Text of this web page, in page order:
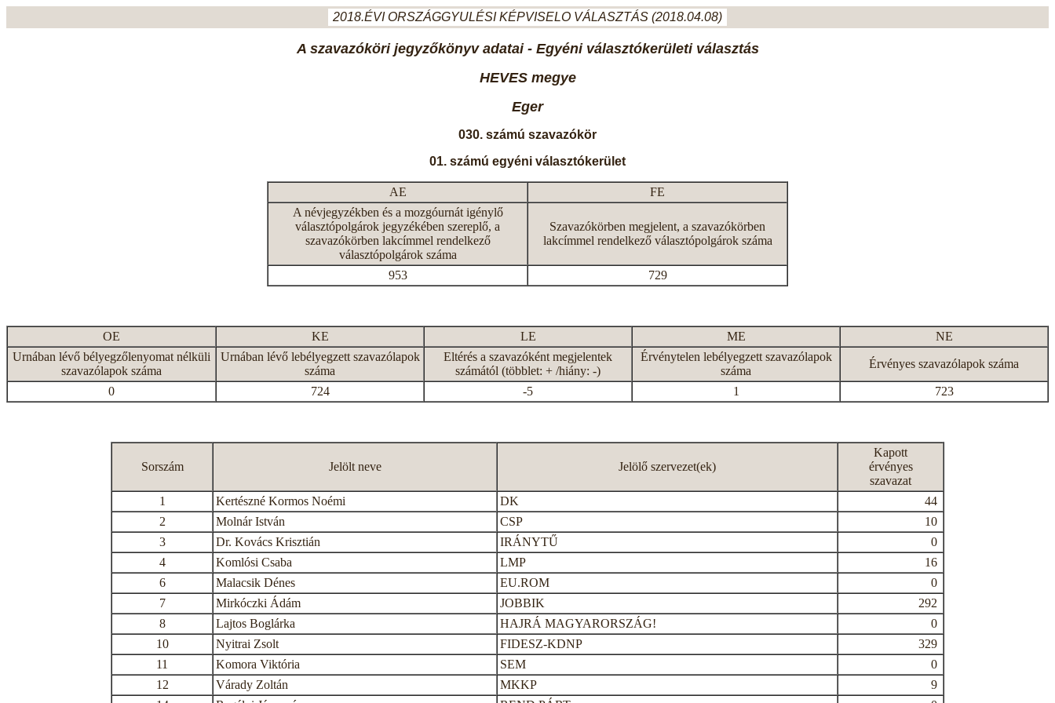
2018.ÉVI ORSZÁGGYULÉSI KÉPVISELO VÁLASZTÁS (2018.04.08)
A szavazóköri jegyzőkönyv adatai - Egyéni választókerületi választás
HEVES megye
Eger
030. számú szavazókör
01. számú egyéni választókerület
AE
FE
A névjegyzékben és a mozgóurnát igénylő
választópolgárok jegyzékében szereplő, a
szavazókörben lakcímmel rendelkező
választópolgárok száma
Szavazókörben megjelent, a szavazókörben
lakcímmel rendelkező választópolgárok száma
953 729
OE KE LE ME
NE
Urnában lévő bélyegzőlenyomat nélküli
szavazólapok száma
Urnában lévő lebélyegzett szavazólapok
száma
Eltérés a szavazóként megjelentek
számától (többlet: + /hiány: -)
Érvénytelen lebélyegzett szavazólapok
száma
Érvényes szavazólapok száma
0 724 -5 1 723
Sorszám Jelölt neve Jelölő szervezet(ek)
Kapott
érvényes
szavazat
1
Kertészné Kormos Noémi DK
44
2
Molnár István CSP
10
3
Dr. Kovács Krisztián IRÁNYTŰ
0
4
Komlósi Csaba LMP
16
6
Malacsik Dénes EU.ROM
0
7
Mirkóczki Ádám JOBBIK
292
8
Lajtos Boglárka HAJRÁ MAGYARORSZÁG!
0
10
Nyitrai Zsolt FIDESZ-KDNP
329
11
Komora Viktória SEM
0
12
Várady Zoltán MKKP
9